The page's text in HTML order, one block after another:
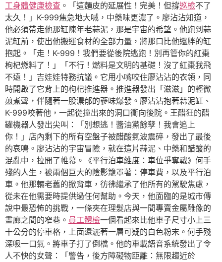
工身體健康檢查 。「這麵皮的延展性！完美！但撐巡檢不了
太久！」K-999焦急地大喊，中藥味更濃了。廖沾沾知道，
他必須帶走他那缸陳年老蒜泥，那是宇宙的希望。他跑到蒜
泥缸前，使出他搬運食材的全部力量，將那口比他還胖的缸
抱起。「走！K-999！我們要從後院逃跑！別再管你的紅棗
枸杞燃料了！」「不行！燃料是文明的基礎！沒了紅棗我飛
不遠！」吉娃娃特務抗議。它用小嘴咬住廖沾沾的衣領，同
時開啟了它背上的枸杞推進器。推進器發出「滋滋」的輕微
煎煮聲，伴隨著一股濃郁的蔘味爆發。廖沾沾抱著蒜泥缸、
K-999咬著他，一起從撞出來的洞口衝向後院。王醋狂的醋
罐機器人發出尖叫：「別想逃！醬油黨餘孽！我會追上
你！」店內剩下的所有空盤子被醋酸氣波震碎，發出了最後
的哀鳴。廖沾沾的宇宙冒險，就在這片蒜泥、中藥和醋酸的
混亂中，拉開了帷幕。《平行泊車維度：車位爭奪戰》何手
殘的人生，被兩個巨大的陰影籠罩著：停車費，以及平行泊
車。他那輛老舊的掀背車，彷彿繼承了他所有的駕駛焦慮，
從未在他需要時提供過任何幫助。今天，他面臨的是城市傳
說中最恐怖的挑戰，一條夾在理髮店與一間專賣金屬雕像的
畫廊之間的窄巷。 員工體檢一個看起來比他車子尺寸小上三
十公分的停車格，上面還灑著一層可疑的白色粉末。何手殘
深吸一口氣。將車子打了倒檔。他的車載語音系統發出了令
人不快的女聲：「警告，後方障礙物距離：無限趨近於